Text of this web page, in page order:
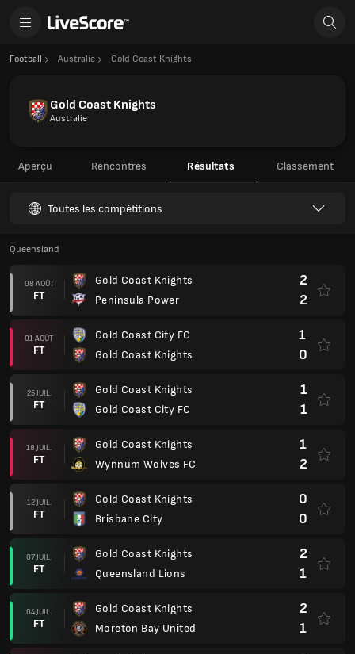
Football Australie Gold Coast Knights
Gold Coast Knights
Australie
Aperçu Rencontres Résultats Classement
Toutes les compétitions
Queensland
08 AOÛT
FT
Gold Coast Knights
Peninsula Power
2
2
01 AOÛT
FT
Gold Coast City FC
Gold Coast Knights
1
0
25 JUIL.
FT
Gold Coast Knights
Gold Coast City FC
1
1
18 JUIL.
FT
Gold Coast Knights
Wynnum Wolves FC
1
2
12 JUIL.
FT
Gold Coast Knights
Brisbane City
0
0
07 JUIL.
FT
Gold Coast Knights
Queensland Lions
2
1
04 JUIL.
FT
Gold Coast Knights
Moreton Bay United
2
1